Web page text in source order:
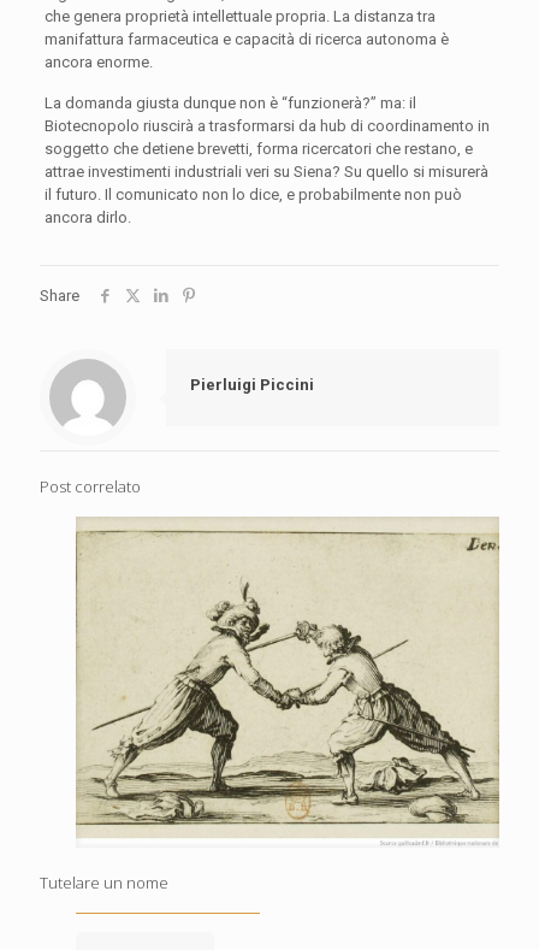
che genera proprietà intellettuale propria. La distanza tra
manifattura farmaceutica e capacità di ricerca autonoma è
ancora enorme.
La domanda giusta dunque non è “funzionerà?” ma: il
Biotecnopolo riuscirà a trasformarsi da hub di coordinamento in
soggetto che detiene brevetti, forma ricercatori che restano, e
attrae investimenti industriali veri su Siena? Su quello si misurerà
il futuro. Il comunicato non lo dice, e probabilmente non può
ancora dirlo.
Share
Pierluigi Piccini
Post correlato
Tutelare un nome